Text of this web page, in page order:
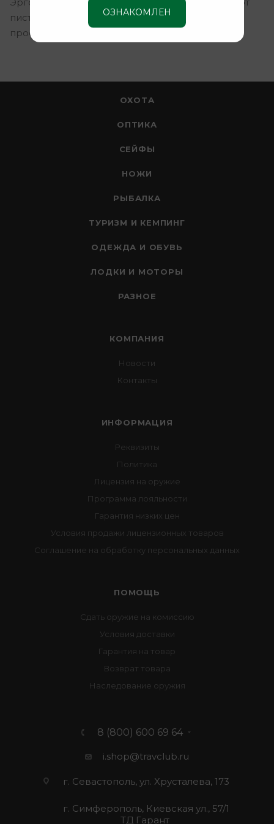
пистолету элегантный вид, подчеркивая его
профессиональный характер.
ОХОТА
ОПТИКА
СЕЙФЫ
НОЖИ
РЫБАЛКА
ТУРИЗМ И КЕМПИНГ
ОДЕЖДА И ОБУВЬ
ЛОДКИ И МОТОРЫ
РАЗНОЕ
КОМПАНИЯ
Новости
Контакты
ИНФОРМАЦИЯ
Реквизиты
Политика
Лицензия на оружие
Программа лояльности
Гарантия низких цен
Условия продажи лицензионных товаров
Соглашение на обработку персональных данных
ПОМОЩЬ
Сдать оружие на комиссию
Условия доставки
Гарантия на товар
Возврат товара
Наследование оружия
8 (800) 600 69 64
i.shop@travclub.ru
г. Севастополь, ул. Хрусталева, 173
г. Симферополь, Киевская ул., 57/1
ТД Гарант
ОЗНАКОМЛЕН